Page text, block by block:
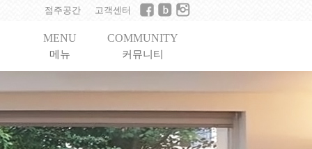
점주공간 고객센터
MENU
메뉴
COMMUNITY
커뮤니티